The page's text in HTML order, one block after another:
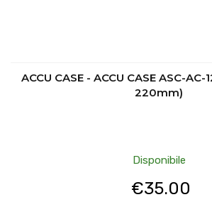
ACCU CASE - ACCU CASE ASC-
220mm)
Disponibile
€35.00